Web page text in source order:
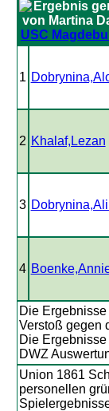
USC
1
2 Khalaf,Lezan
3
4
Die
Verstoß gegen
Die
DWZ
Union 1861
personellen